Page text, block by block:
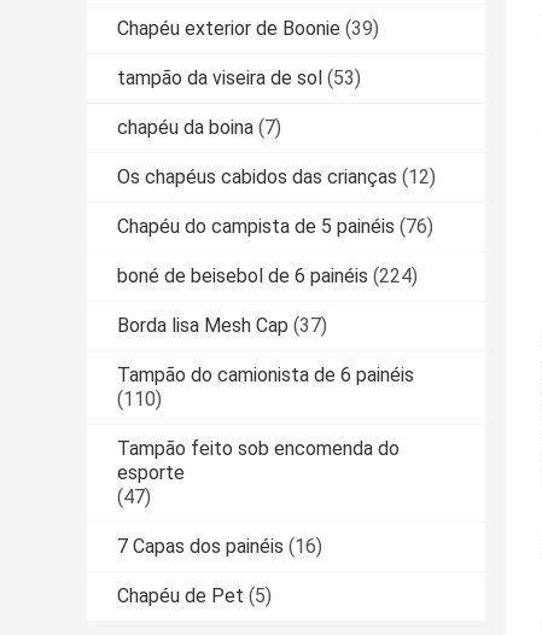
Chapéu exterior de Boonie (39)
tampão da viseira de sol (53)
chapéu da boina (7)
Os chapéus cabidos das crianças (12)
Chapéu do campista de 5 painéis (76)
boné de beisebol de 6 painéis (224)
Borda lisa Mesh Cap (37)
Tampão do camionista de 6 painéis
(110)
Tampão feito sob encomenda do
esporte
(47)
7 Capas dos painéis (16)
Chapéu de Pet (5)